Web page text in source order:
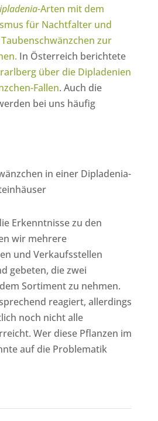
-Arten mit dem
für Nachtfalter und
zur
In Österreich berichtete
über die Dipladenien
Fallen. Auch die
bei uns häufig
in einer Dipladenia-
Erkenntnisse zu den
wir mehrere
und Verkaufsstellen
gebeten, die zwei
Sortiment zu nehmen.
reagiert, allerdings
noch nicht alle
Wer diese Pflanzen im
auf die Problematik